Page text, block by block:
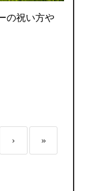
の祝い方や
› »